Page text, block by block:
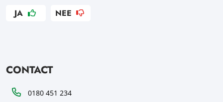
JA NEE
CONTACT
Telefoon0180 451 234